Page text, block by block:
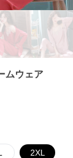
ムウェア
2XL